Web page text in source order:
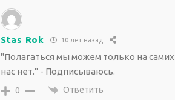
Stas Rok 10 лет назад
"Полагаться мы можем только на
нас нет." - Подписываюсь.
0 Ответить